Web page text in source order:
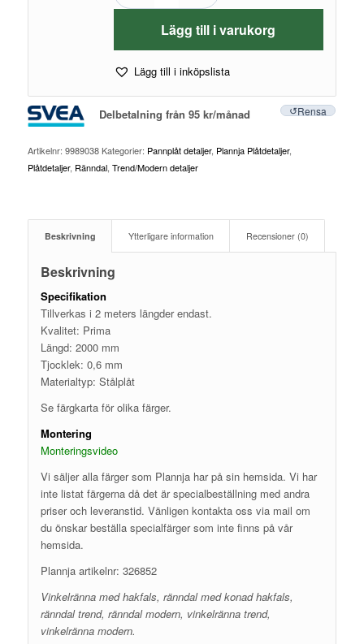
Rensa
Lägg till i varukorg
Lägg till i inköpslista
Delbetalning från 95 kr/månad
Artikelnr: 9989038 Kategorier: Pannplåt detaljer, Plannja Plåtdetaljer,
Plåtdetaljer, Ränndal, Trend/Modern detaljer
Beskrivning Ytterligare information Recensioner (0)
Beskrivning
Specifikation
Tillverkas i 2 meters längder endast.
Kvalitet: Prima
Längd: 2000 mm
Tjocklek: 0,6 mm
Materialtyp: Stålplåt
Se färgkarta för olika färger.
Montering
Monteringsvideo
Vi säljer alla färger som Plannja har på sin hemsida. Vi har
inte listat färgerna då det är specialbeställning med andra
priser och leveranstid. Vänligen kontakta oss via mail om
du önskar beställa specialfärger som inte finns på vår
hemsida.
Plannja artikelnr: 326852
Vinkelränna med hakfals, ränndal med konad hakfals,
ränndal trend, ränndal modern, vinkelränna trend,
vinkelränna modern.